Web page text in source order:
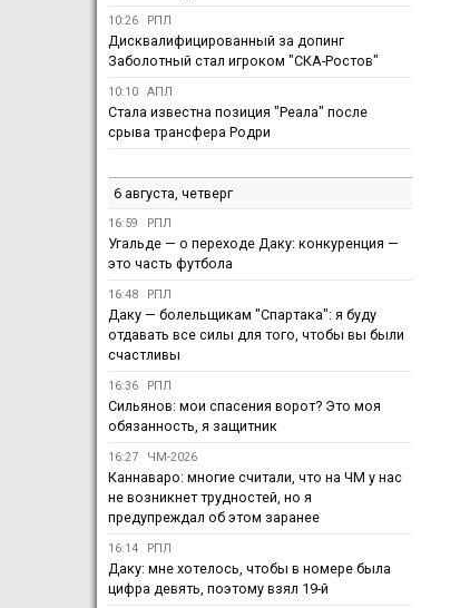
10:26 РПЛ
Дисквалифицированный за допинг
Заболотный стал игроком "СКА-Ростов"
10:10 АПЛ
Стала известна позиция "Реала" после
срыва трансфера Родри
6 августа, четверг
16:59 РПЛ
Угальде — о переходе Даку: конкуренция —
это часть футбола
16:48 РПЛ
Даку — болельщикам "Спартака": я буду
отдавать все силы для того, чтобы вы были
счастливы
16:36 РПЛ
Сильянов: мои спасения ворот? Это моя
обязанность, я защитник
16:27 ЧМ-2026
Каннаваро: многие считали, что на ЧМ у нас
не возникнет трудностей, но я
предупреждал об этом заранее
16:14 РПЛ
Даку: мне хотелось, чтобы в номере была
цифра девять, поэтому взял 19-й